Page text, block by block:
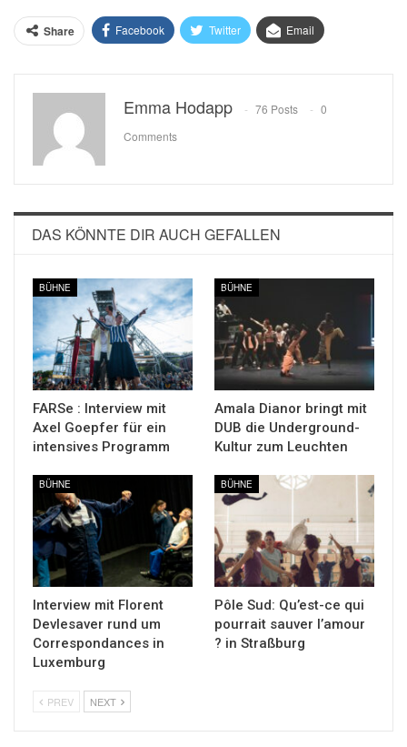
Share Facebook Twitter Email
Emma Hodapp 76 Posts
0
Comments
DAS KÖNNTE DIR AUCH GEFALLEN
BÜHNE
FARSe : Interview mit
Axel Goepfer für ein
intensives Programm
BÜHNE
Amala Dianor bringt mit
DUB die Underground-
Kultur zum Leuchten
BÜHNE
Interview mit Florent
Devlesaver rund um
Correspondances in
Luxemburg
BÜHNE
Pôle Sud: Qu’est-ce qui
pourrait sauver l’amour
? in Straßburg
PREV NEXT